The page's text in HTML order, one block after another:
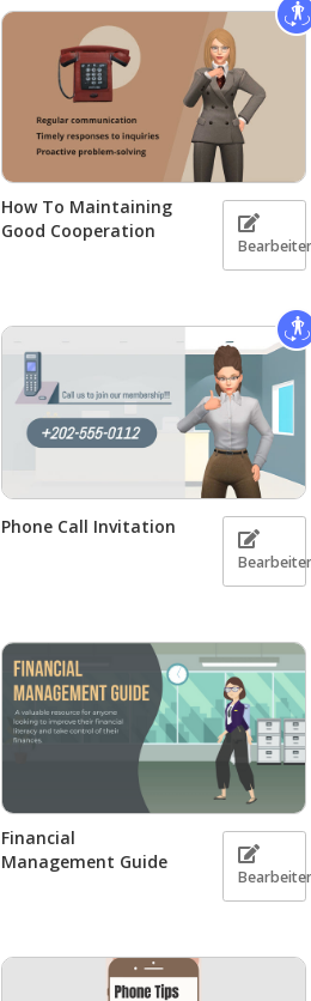
How To Maintaining
Good Cooperation
Phone Call Invitation
Financial
Management Guide